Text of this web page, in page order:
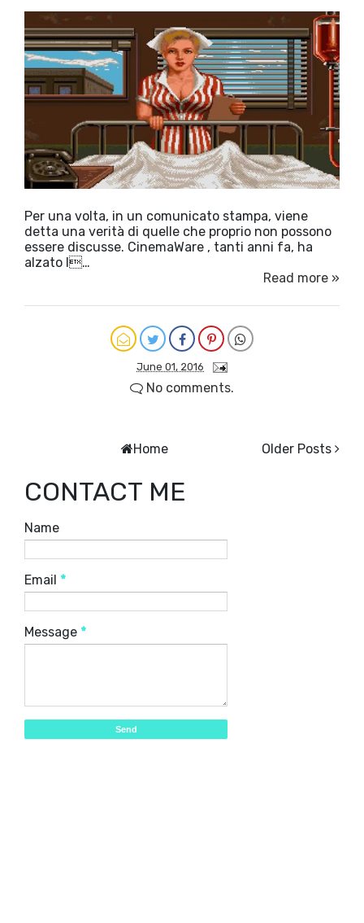
Per una volta, in un comunicato stampa, viene
detta una verità di quelle che proprio non possono
essere discusse. CinemaWare , tanti anni fa, ha
alzato l…
Read more »
June 01, 2016
No comments.
Older Posts
Home
CONTACT ME
Name
Email *
Message *